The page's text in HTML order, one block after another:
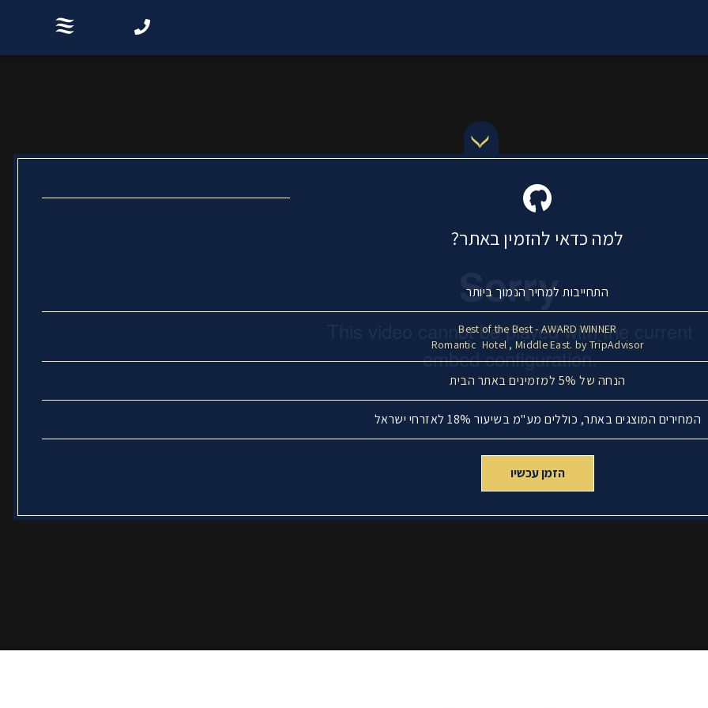
למה כדאי להזמין באתר?
התחייבות למחיר הנמוך ביותר
Best of the Best - AWARD WINNER
Romantic Hotel , Middle East. by TripAdvisor
הנחה של 5% למזמינים באתר הבית
המחירים המוצגים באתר, כוללים מע"מ בשיעור 18% לאזרחי ישראל
הזמן עכשיו